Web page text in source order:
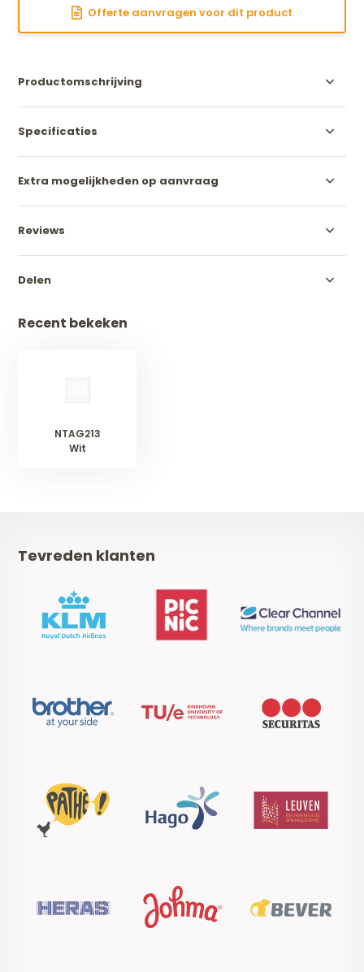
Offerte aanvragen voor dit product
Productomschrijving
Specificaties
Extra mogelijkheden op aanvraag
Reviews
Delen
Recent bekeken
NTAG213
Wit
Tevreden klanten